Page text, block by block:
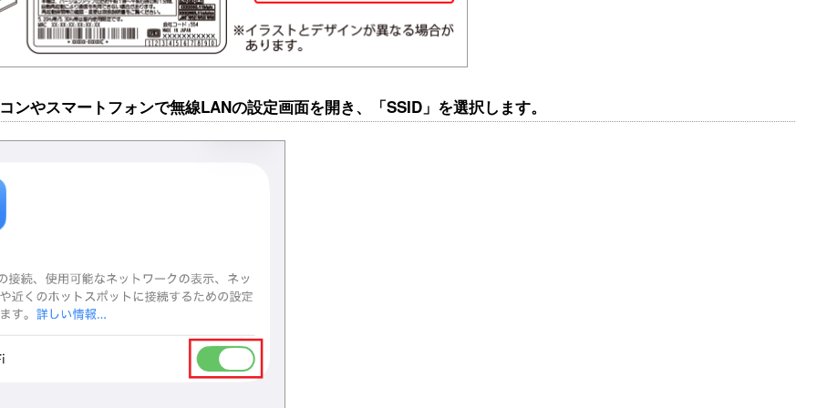
ンやスマートフォンで無線LANの設定画面を開き、「SSID」を選択します。